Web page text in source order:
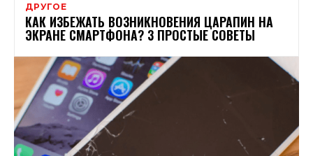
ДРУГОЕ
КАК ИЗБЕЖАТЬ ВОЗНИКНОВЕНИЯ ЦАРАПИН НА
ЭКРАНЕ СМАРТФОНА? 3 ПРОСТЫЕ СОВЕТЫ